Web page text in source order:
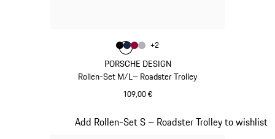
PORSCHE DESIGN
Rollen-Set M/L– Roadster Trolley
109,00 €
Farbe
Farbeschwarz
Farbe dunkelblau
Farbekarminrot
Farbe
+2
Add Rollen-Set S – Roadster Trolley to wishlist